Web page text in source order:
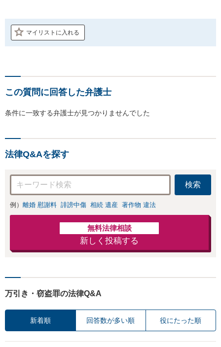
マイリストに入れる
この質問に回答した弁護士
条件に一致する弁護士が見つかりませんでした
法律Q&Aを探す
検索
例） 離婚 慰謝料 誹謗中傷 相続 遺産 著作物 違法
無料法律相談
新しく投稿する
万引き・窃盗罪の法律Q&A
新着順 回答数が多い順 役にたった順